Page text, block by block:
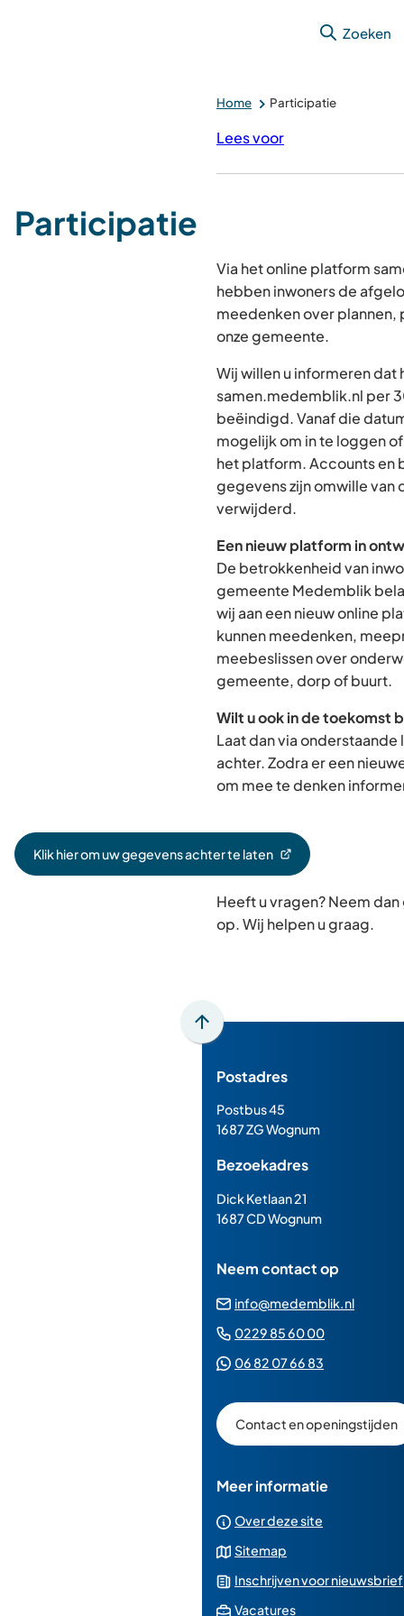
Zoeken
Home Participatie
Lees voor
Participatie
Via het online platform
hebben inwoners de
meedenken over
onze gemeente.
Wij willen u informeren dat
samen.medemblik.nl per
beëindigd. Vanaf die
mogelijk om in te loggen
het platform. Accounts en
gegevens zijn omwille van
verwijderd.
Een nieuw platform in
De betrokkenheid van
gemeente Medemblik
wij aan een nieuw online
kunnen meedenken,
meebeslissen over
gemeente, dorp of buurt.
Wilt u ook in de toekomst
Laat dan via
achter. Zodra er een
om mee te denken
Klik hier om uw gegevens achter te laten
(Verwijst
Heeft u vragen? Neem
op. Wij helpen u graag.
Scroll
boven
het
van
de
paginainhoud
Postadres
Postbus 45
1687 ZG Wognum
Bezoekadres
Dick Ketlaan 21
1687 CD Wognum
Neem contact op
info@medemblik.nl
0229 85 60 00(Verwijst
06 82 07 66 83
een
Whatsapp
Contact en openingstijden
Meer informatie
Over deze site
Sitemap
Inschrijven voor nieuwsbrief
Vacatures(Verwijst